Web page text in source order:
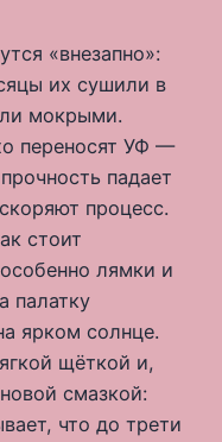
«внезапно»:
их сушили в
мокрыми.
переносят УФ —
падает
процесс.
стоит
лямки и
палатку
ярком солнце.
щёткой и,
смазкой:
что до трети